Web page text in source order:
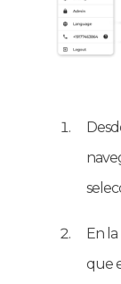
En
que